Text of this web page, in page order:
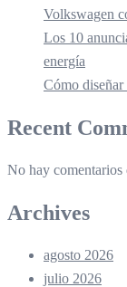
Volkswagen
Los 10
energía
Cómo
Recent
No hay comentarios
Archives
agosto 2026
julio 2026